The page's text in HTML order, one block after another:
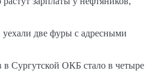
две фуры с адресными
Сургутской ОКБ стало в четыре